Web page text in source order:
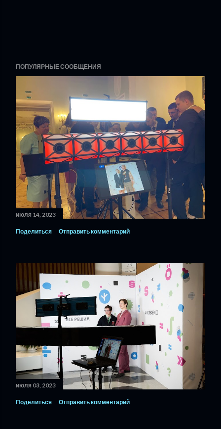
ПОПУЛЯРНЫЕ СООБЩЕНИЯ
июля 14, 2023
Поделиться Отправить комментарий
июля 03, 2023
Поделиться Отправить комментарий